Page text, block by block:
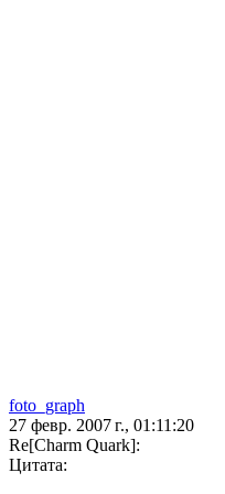
foto_graph
27 февр. 2007 г., 01:11:20
Re[Charm Quark]:
Цитата: